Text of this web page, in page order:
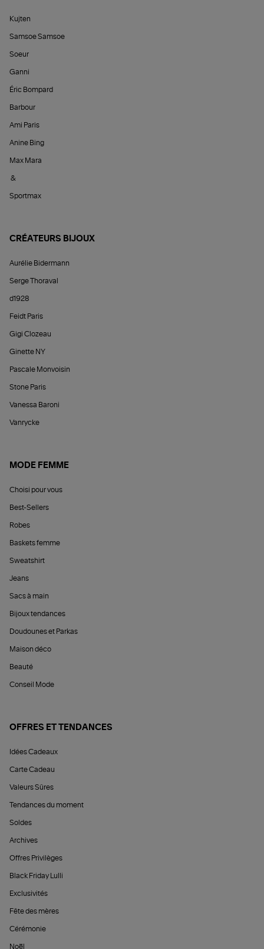
Kujten
Samsoe Samsoe
Soeur
Ganni
Éric Bompard
Barbour
Ami Paris
Anine Bing
Max Mara
&
Sportmax
CRÉATEURS BIJOUX
Aurélie Bidermann
Serge Thoraval
d1928
Feidt Paris
Gigi Clozeau
Ginette NY
Pascale Monvoisin
Stone Paris
Vanessa Baroni
Vanrycke
MODE FEMME
Choisi pour vous
Best-Sellers
Robes
Baskets femme
Sweatshirt
Jeans
Sacs à main
Bijoux tendances
Doudounes et Parkas
Maison déco
Beauté
Conseil Mode
OFFRES ET TENDANCES
Idées Cadeaux
Carte Cadeau
Valeurs Sûres
Tendances du moment
Soldes
Archives
Offres Privilèges
Black Friday Lulli
Exclusivités
Fête des mères
Cérémonie
Noël